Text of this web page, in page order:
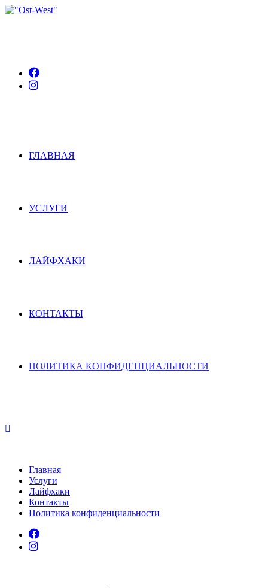
ГЛАВНАЯ
УСЛУГИ
ЛАЙФХАКИ
КОНТАКТЫ
ПОЛИТИКА КОНФИДЕНЦИАЛЬНОСТИ
Главная
Услуги
Лайфхаки
Контакты
Политика конфиденциальности